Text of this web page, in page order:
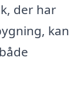
der har
kan